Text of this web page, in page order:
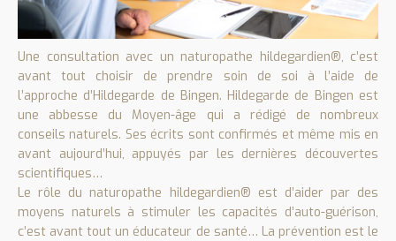
Une consultation avec un naturopathe hildegardien®, c’est
avant tout choisir de prendre soin de soi à l’aide de
l’approche d’Hildegarde de Bingen. Hildegarde de Bingen est
une abbesse du Moyen-âge qui a rédigé de nombreux
conseils naturels. Ses écrits sont confirmés et même mis en
avant aujourd’hui, appuyés par les dernières découvertes
scientifiques…
Le rôle du naturopathe hildegardien® est d’aider par des
moyens naturels à stimuler les capacités d’auto-guérison,
c’est avant tout un éducateur de santé… La prévention est le